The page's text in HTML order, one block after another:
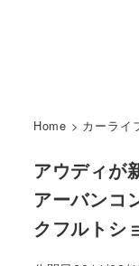
Home > カーライ
アウディが
アーバンコ
クフルトシ